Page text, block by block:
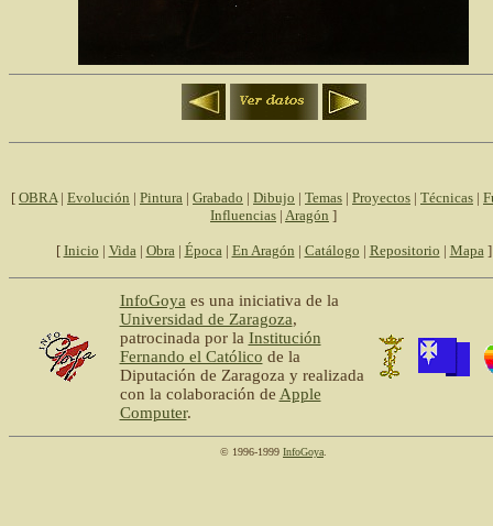
[ OBRA| Evolución | Pintura | Grabado | Dibujo | Temas | Proyectos | Técnicas |
Influencias | Aragón ]
[ Inicio | Vida| Obra| Época| En Aragón | Catálogo | Repositorio | Mapa]
InfoGoya es una iniciativa de la
Universidad de Zaragoza,
patrocinada por la Institución
Fernando el Católico de la
Diputación de Zaragoza y realizada
con la colaboración de Apple
Computer.
© 1996-1999 InfoGoya